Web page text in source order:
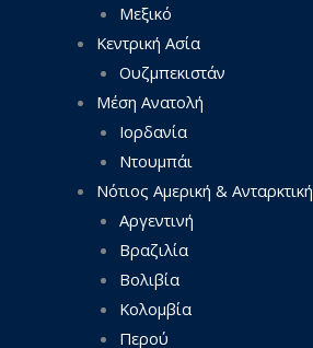
Μεξικό
Κεντρική Ασία
Ουζμπεκιστάν
Μέση Ανατολή
Ιορδανία
Ντουμπάι
Νότιος Αμερική & Ανταρκτική
Αργεντινή
Βραζιλία
Βολιβία
Κολομβία
Περού